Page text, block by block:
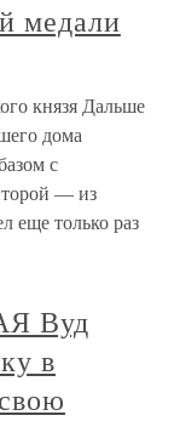
медали
князя Дальше
дома
с
— из
еще только раз
Вуд
в